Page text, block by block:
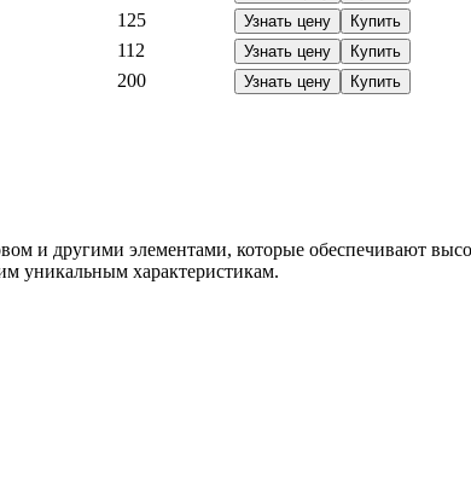
125 Узнать цену Купить
112 Узнать цену Купить
200 Узнать цену
Купить
и другими элементами, которые обеспечивают
уникальным характеристикам.